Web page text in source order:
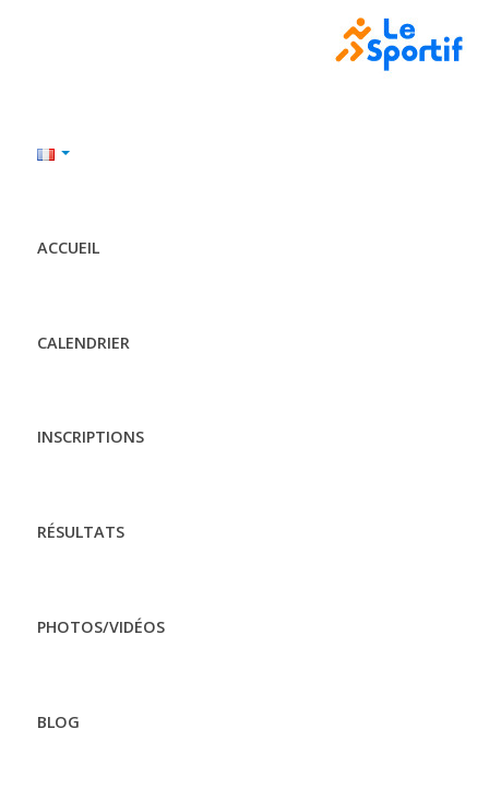
ACCUEIL
CALENDRIER
INSCRIPTIONS
RÉSULTATS
PHOTOS/VIDÉOS
BLOG